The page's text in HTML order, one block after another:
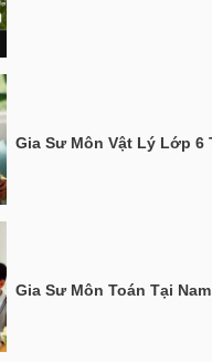
Gia Sư Môn Vật Lý Lớp 6
Gia Sư Môn Toán Tại